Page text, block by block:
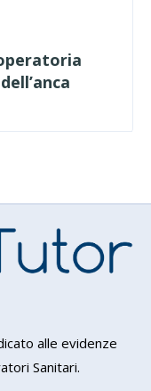
alle evidenze
Sanitari.